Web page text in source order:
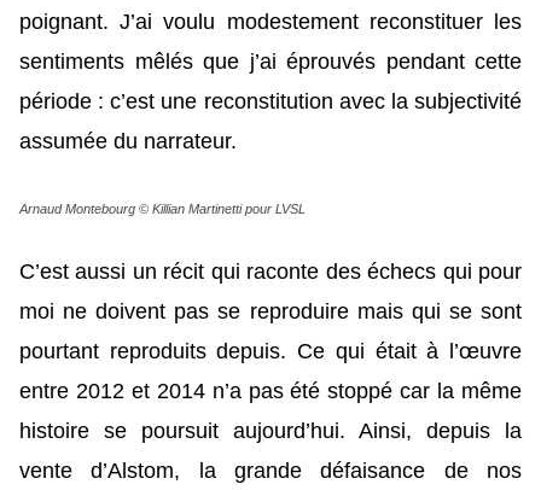
poignant. J’ai voulu modestement reconstituer les
sentiments mêlés que j’ai éprouvés pendant cette
période : c’est une reconstitution avec la subjectivité
assumée du narrateur.
Arnaud Montebourg © Killian Martinetti pour LVSL
C’est aussi un récit qui raconte des échecs qui pour
moi ne doivent pas se reproduire mais qui se sont
pourtant reproduits depuis. Ce qui était à l’œuvre
entre 2012 et 2014 n’a pas été stoppé car la même
histoire se poursuit aujourd’hui. Ainsi, depuis la
vente d’Alstom, la grande défaisance de nos